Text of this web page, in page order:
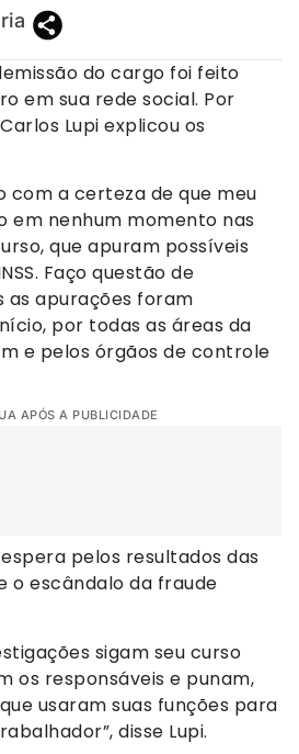
do cargo foi feito
em sua rede social. Por
Lupi explicou os
com a certeza de que meu
em nenhum momento nas
que apuram possíveis
Faço questão de
as apurações foram
por todas as áreas da
e pelos órgãos de controle
APÓS A PUBLICIDADE
pelos resultados das
o escândalo da fraude
sigam seu curso
os responsáveis e punam,
usaram suas funções para
disse Lupi.